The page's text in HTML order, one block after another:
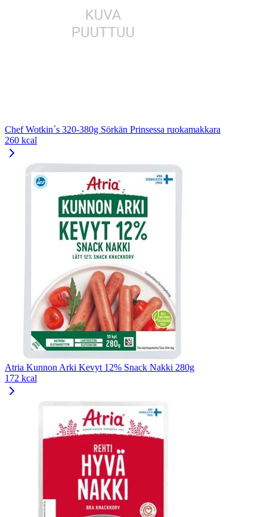
Chef Wotkin´s 320-380g Sörkän Prinsessa ruokamakkara
260 kcal
Atria Kunnon Arki Kevyt 12% Snack Nakki 280g
172 kcal